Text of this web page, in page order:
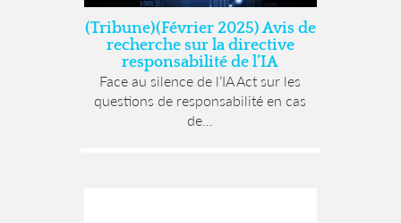
(Tribune)(Février 2025) Avis de
recherche sur la directive
responsabilité de l’IA
Face au silence de l’IA Act sur les
questions de responsabilité en cas
de...